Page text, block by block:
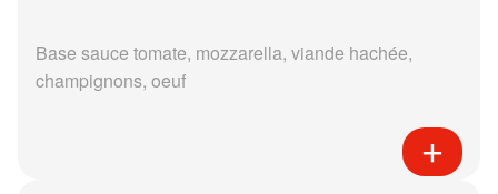
Base sauce tomate, mozzarella, viande hachée,
champignons, oeuf